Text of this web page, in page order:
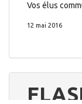
Vos élus
12 mai 2016